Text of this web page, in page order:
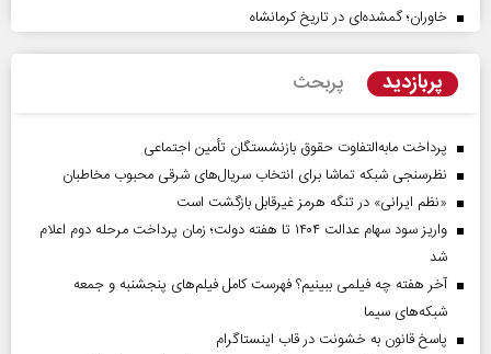
خاوران؛ گمشده‌ای در تاریخ کرمانشاه
پربازدید پربحث
پرداخت مابه‌التفاوت حقوق بازنشستگان تأمین اجتماعی
نظرسنجی شبکه تماشا برای انتخاب سریال‌های شرقی محبوب مخاطبان
«نظم ایرانی» در تنگه هرمز غیرقابل بازگشت است
واریز سود سهام عدالت ۱۴۰۴ تا هفته دولت؛ زمان پرداخت مرحله دوم اعلام
شد
آخر هفته چه فیلمی ببینیم؟ فهرست کامل فیلم‌های پنجشنبه و جمعه
شبکه‌های سیما
پاسخ قانون به خشونت در قاب اینستاگرام